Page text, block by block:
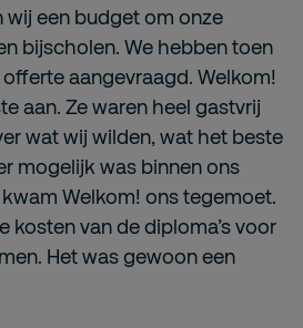
wij een budget om onze
bijscholen. We hebben toen
aangevraagd. Welkom!
aan. Ze waren heel gastvrij
wat wij wilden, wat het beste
mogelijk was binnen ons
Welkom! ons tegemoet.
kosten van de diploma’s voor
Het was gewoon een